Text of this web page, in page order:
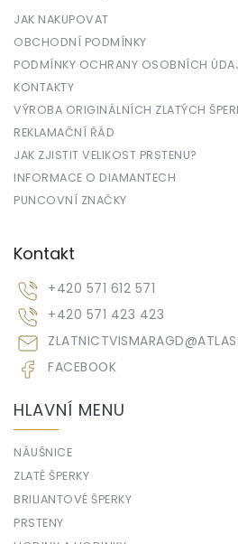
JAK NAKUPOVAT
OBCHODNÍ PODMÍNKY
PODMÍNKY OCHRANY OSOBNÍCH
KONTAKTY
VÝROBA ORIGINÁLNÍCH ZLATÝCH
REKLAMAČNÍ ŘÁD
JAK ZJISTIT VELIKOST PRSTENU?
INFORMACE O DIAMANTECH
PUNCOVNÍ ZNAČKY
Kontakt
ZLATNICTVISMARAGD@
+420 571 612 571
+420 571 423 423
FACEBOOK
HLAVNÍ MENU
NÁUŠNICE
ZLATÉ ŠPERKY
BRILIANTOVÉ ŠPERKY
PRSTENY